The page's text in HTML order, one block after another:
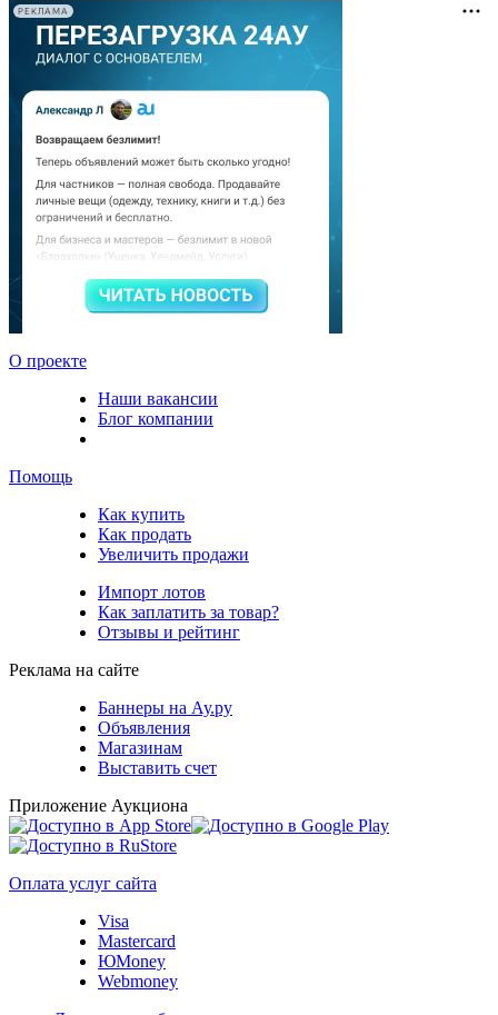
РЕКЛАМА
О проекте
Наши вакансии
Блог компании
Помощь
Как купить
Как продать
Увеличить продажи
Импорт лотов
Как заплатить за товар?
Отзывы и рейтинг
Реклама на сайте
Баннеры на Ау.ру
Объявления
Магазинам
Выставить счет
Приложение Аукциона
Оплата услуг сайта
Visa
Mastercard
ЮMoney
Webmoney